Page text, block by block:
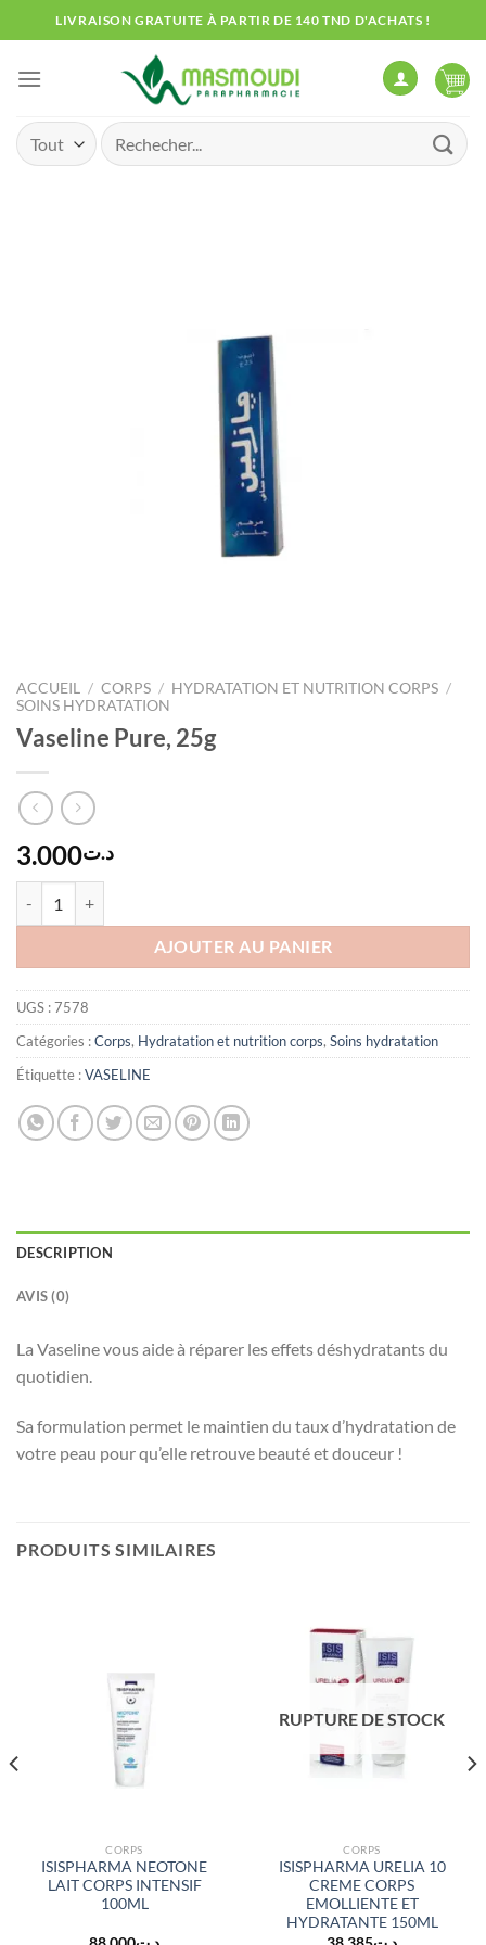
au
contenu
LIVRAISON GRATUITE À PARTIR DE 140 TND D'ACHATS !
Recherche
pour :
ACCUEIL / CORPS / HYDRATATION ET NUTRITION CORPS /
SOINS HYDRATATION
Vaseline Pure, 25g
د.ت3.000
AJOUTER AU PANIER
UGS :7578
Catégories :Corps, Hydratation et nutrition corps, Soins hydratation
Étiquette :VASELINE
DESCRIPTION
AVIS (0)
La Vaseline vous aide à réparer les effets déshydratants du
quotidien.
Sa formulation permet le maintien du taux d’hydratation de
votre peau pour qu’elle retrouve beauté et douceur !
PRODUITS SIMILAIRES
CORPS
ISISPHARMA NEOTONE
LAIT CORPS INTENSIF
100ML
RUPTURE DE STOCK
CORPS
ISISPHARMA URELIA 10
CREME CORPS
EMOLLIENTE ET
HYDRATANTE 150ML